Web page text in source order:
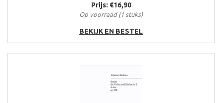
Prijs: €16,90
Op voorraad (1 stuks)
BEKIJK EN BESTEL